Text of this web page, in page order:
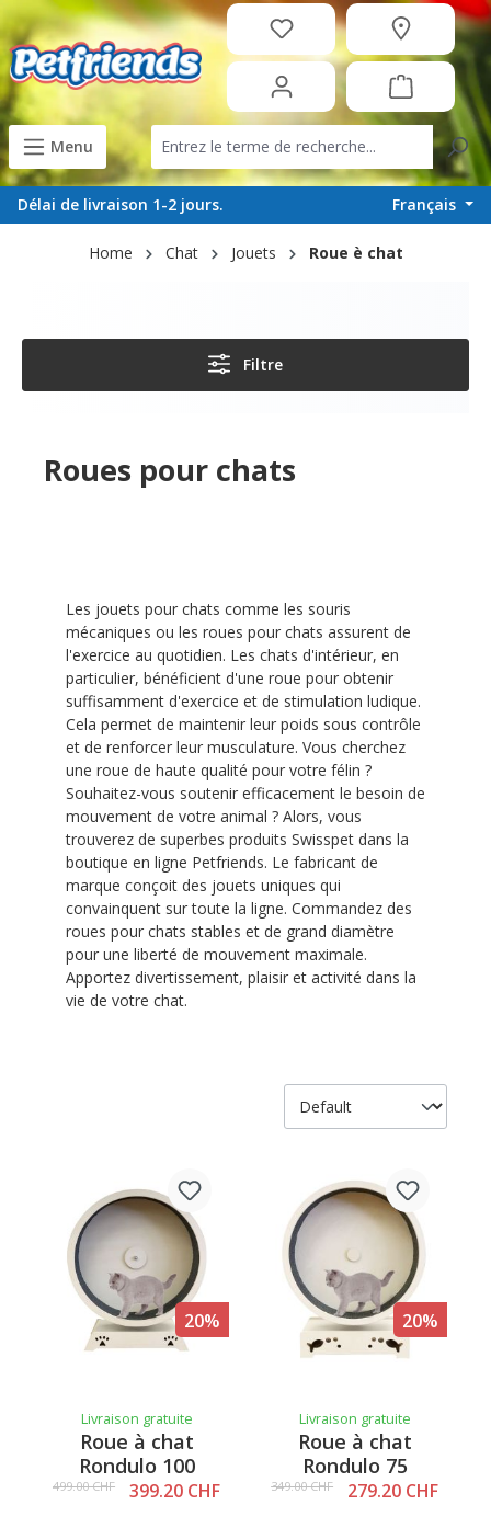
principal
Menu
Délai de livraison 1-2 jours. Français
Home Chat Jouets Roue è chat
Filtre
Roues pour chats
Les jouets pour chats comme les souris
mécaniques ou les roues pour chats assurent de
l'exercice au quotidien. Les chats d'intérieur, en
particulier, bénéficient d'une roue pour obtenir
suffisamment d'exercice et de stimulation ludique.
Cela permet de maintenir leur poids sous contrôle
et de renforcer leur musculature. Vous cherchez
une roue de haute qualité pour votre félin ?
Souhaitez-vous soutenir efficacement le besoin de
mouvement de votre animal ? Alors, vous
trouverez de superbes produits Swisspet dans la
boutique en ligne Petfriends. Le fabricant de
marque conçoit des jouets uniques qui
convainquent sur toute la ligne. Commandez des
roues pour chats stables et de grand diamètre
pour une liberté de mouvement maximale.
Apportez divertissement, plaisir et activité dans la
vie de votre chat.
20%
Livraison gratuite
Roue à chat
Rondulo 100
499.00 CHF 399.20 CHF
20%
Livraison gratuite
Roue à chat
Rondulo 75
349.00 CHF 279.20 CHF